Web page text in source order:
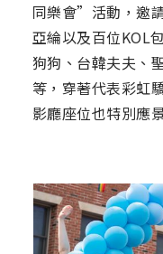
同樂會”活動，邀
亞綸以及百位KOL
狗狗、台韓夫夫、
等，穿著代表彩虹
影廳座位也特別應